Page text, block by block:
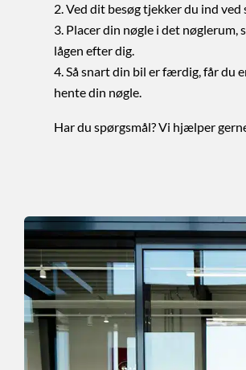
Ved dit besøg tjekker du ind
Placer din nøgle i det nøglerum,
lågen efter dig.
Så snart din bil er færdig, får du
hente din nøgle.
Har du spørgsmål? Vi hjælper